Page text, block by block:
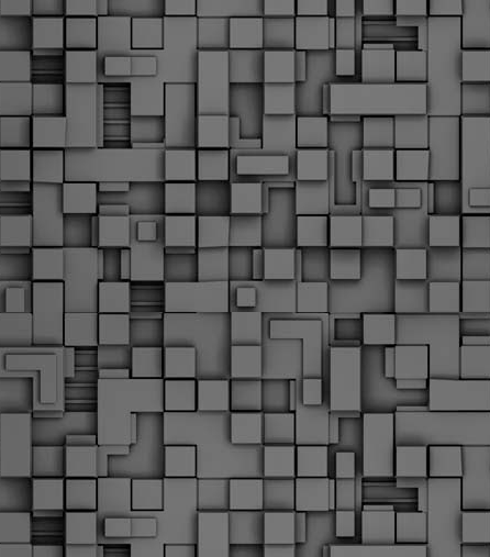
FEB
18
ΣτΕ: Οριστική απόρριψη της επαναφοράς του 13ου
και 14ου μισθού για τους δημοσίους υπαλλήλους
Με την απόφαση αυτή, το ΣτΕ απορρίπτει οριστικά τις
αξιώσεις των δημοσίων υπαλλήλων για επαναφορά των
δώρων, επικυρώνοντας την τρέχουσα κατάσταση παρά τις
αντιδράσεις της ΑΔΕΔΥ
Το ΣτΕ απέρριψε οριστικά την προσφυγή της ΑΔΕΔΥ και ενός
εκπαιδευτικού για την επαναφορά των δώρων Χριστουγέννων,
Πάσχα και θερινής άδειας (13ος και 14ος μισθός) στους
εργαζόμενους του δημόσιου τομέα, κλείνοντας μια μακρά
διαμάχη δεκαετιών που αφορούσε τις μνημονιακές περικοπές.
Γνωστοποίηση έκδοσης οριστικών αποτελεσμάτων –
Παροχή οδηγιών.
► Δείτε/κατεβάστε την πολυαναμενόμενη εγκύκλιο του Υπ.
FEB
1
Με διαρροή 2 μέρες πριν την στάση εργασίας
ενημερώνει το ΣτΕ για την απόρριψη της επαναφοράς